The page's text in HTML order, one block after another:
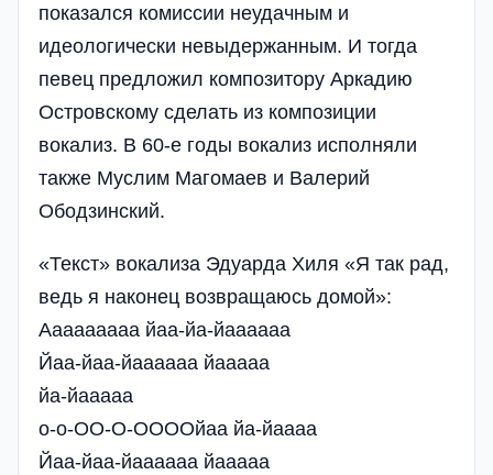
показался комиссии неудачным и
идеологически невыдержанным. И тогда
певец предложил композитору Аркадию
Островскому сделать из композиции
вокализ. В 60-е годы вокализ исполняли
также Муслим Магомаев и Валерий
Ободзинский.
«Текст» вокализа Эдуарда Хиля «Я так рад,
ведь я наконец возвращаюсь домой»:
Ааааааааа йаа-йа-йаааааа
Йаа-йаа-йаааааа йааааа
йа-йааааа
о-о-ОО-О-ООООйаа йа-йаааа
Йаа-йаа-йаааааа йааааа